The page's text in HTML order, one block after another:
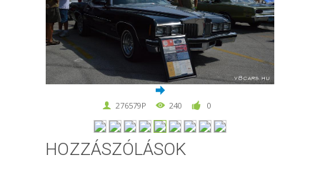
276579P 240 0
HOZZÁSZÓLÁSOK